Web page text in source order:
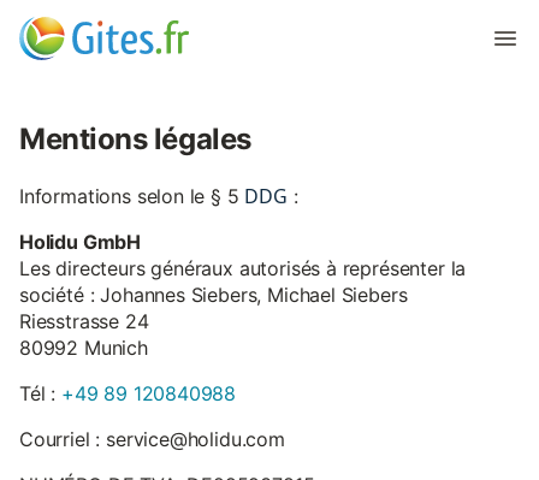
Mentions légales
Informations selon le § 5 DDG :
Holidu GmbH
Les directeurs généraux autorisés à représenter la
société : Johannes Siebers, Michael Siebers
Riesstrasse 24
80992 Munich
Tél : +49 89 120840988
Courriel : service@holidu.com